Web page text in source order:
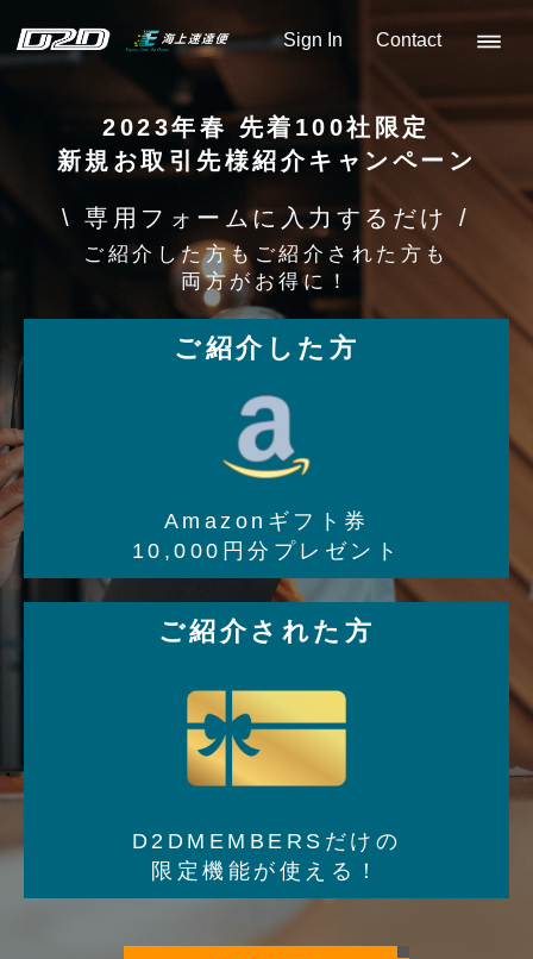
Sign In Contact
2023年春 先着100社限定
新規お取引先様紹介キャンペーン
\ 専用フォームに入力するだけ /
ご紹介した方もご紹介された方も
両方がお得に！
ご紹介した方
Amazonギフト券
10,000円分プレゼント
ご紹介された方
D2DMEMBERSだけの
限定機能が使える！